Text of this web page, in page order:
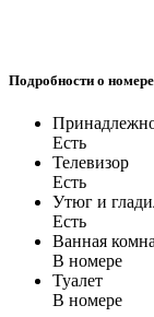
Подробности о номере
Есть
Телевизор
Есть
Утюг и
Есть
Ванная
В номере
Туалет
В номере